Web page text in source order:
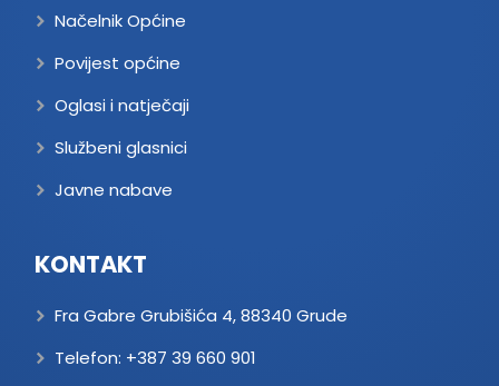
Načelnik Općine
Povijest općine
Oglasi i natječaji
Službeni glasnici
Javne nabave
KONTAKT
Fra Gabre Grubišića 4, 88340 Grude
Telefon: +387 39 660 901